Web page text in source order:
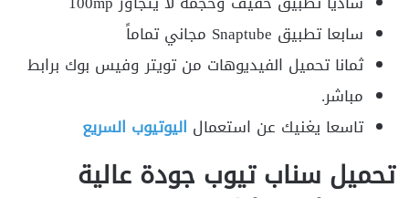
سابعا تطبيق Snaptube مجاني تماماً
ثمانا تحميل الفيديوهات من تويتر وفيس بوك برابط
مباشر.
تاسعا يغنيك عن استعمال اليوتيوب السريع
تحميل سناب تيوب جودة عالية